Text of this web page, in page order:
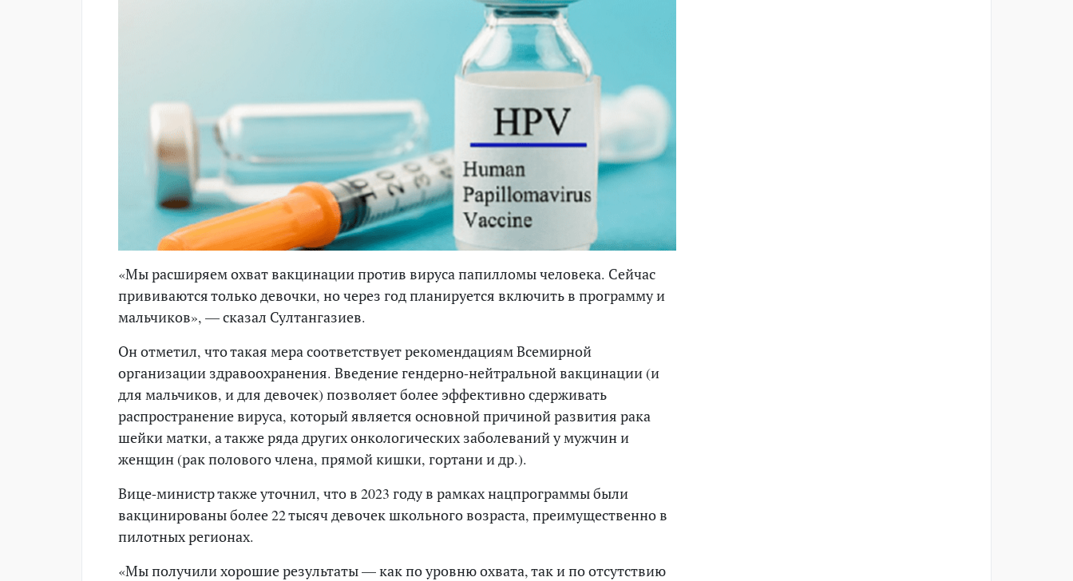
«Мы расширяем охват вакцинации против вируса папилломы человека. Сейчас
прививаются только девочки, но через год планируется включить в программу и
мальчиков», — сказал Султангазиев.
Он отметил, что такая мера соответствует рекомендациям Всемирной
организации здравоохранения. Введение гендерно-нейтральной вакцинации (и
для мальчиков, и для девочек) позволяет более эффективно сдерживать
распространение вируса, который является основной причиной развития рака
шейки матки, а также ряда других онкологических заболеваний у мужчин и
женщин (рак полового члена, прямой кишки, гортани и др.).
Вице-министр также уточнил, что в 2023 году в рамках нацпрограммы были
вакцинированы более 22 тысяч девочек школьного возраста, преимущественно в
пилотных регионах.
«Мы получили хорошие результаты — как по уровню охвата, так и по отсутствию